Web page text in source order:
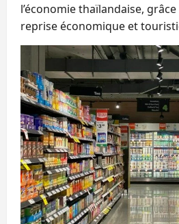
l’économie thaïlandaise,
reprise économique et